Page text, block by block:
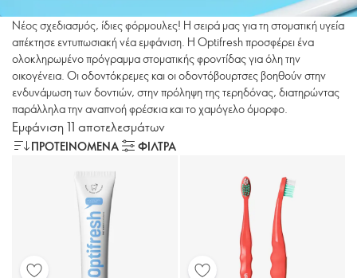
Νέος σχεδιασμός, ίδιες φόρμουλες! Η σειρά μας για τη στοματική υγεία
απέκτησε εντυπωσιακή νέα εμφάνιση. Η Optifresh προσφέρει ένα
ολοκληρωμένο πρόγραμμα στοματικής φροντίδας για όλη την
οικογένεια. Οι οδοντόκρεμες και οι οδοντόβουρτσες βοηθούν στην
ενδυνάμωση των δοντιών, στην πρόληψη της τερηδόνας, διατηρώντας
παράλληλα την αναπνοή φρέσκια και το χαμόγελο όμορφο.
Εμφάνιση 11 αποτελεσμάτων
ΠΡΟΤΕΙΝΌΜΕΝΑ ΦΙΛΤΡΑ